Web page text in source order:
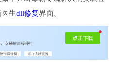
生dll修复界面。